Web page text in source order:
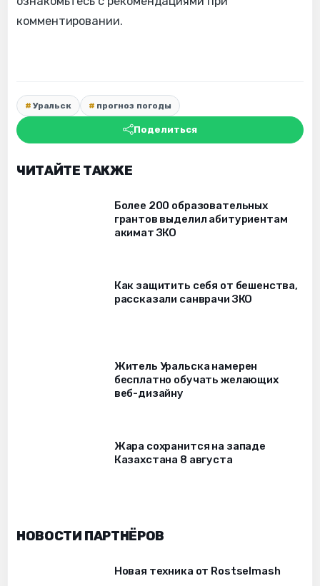
комментировании.
Уральск прогноз погоды
Поделиться
ЧИТАЙТЕ ТАКЖЕ
Более 200 образовательных
грантов выделил абитуриентам
акимат ЗКО
Как защитить себя от бешенства,
рассказали санврачи ЗКО
Житель Уральска намерен
бесплатно обучать желающих
веб-дизайну
Жара сохранится на западе
Казахстана 8 августа
НОВОСТИ ПАРТНЁРОВ
Новая техника от Rostselmash